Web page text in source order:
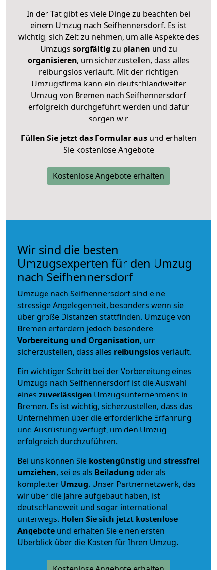
In der Tat gibt es viele Dinge zu beachten bei
einem Umzug nach Seifhennersdorf. Es ist
wichtig, sich Zeit zu nehmen, um alle Aspekte des
Umzugs sorgfältig zu planen und zu
organisieren, um sicherzustellen, dass alles
reibungslos verläuft. Mit der richtigen
Umzugsfirma kann ein deutschlandweiter
Umzug von Bremen nach Seifhennersdorf
erfolgreich durchgeführt werden und dafür
sorgen wir.
Füllen Sie jetzt das Formular ausund erhalten
Sie kostenlose Angebote
Kostenlose Angebote erhalten
Wir sind die besten
Umzugsexperten für den Umzug
nach Seifhennersdorf
Umzüge nach Seifhennersdorf sind eine
stressige Angelegenheit, besonders wenn sie
über große Distanzen stattfinden. Umzüge von
Bremen erfordern jedoch besondere
Vorbereitung und Organisation, um
sicherzustellen, dass alles reibungslosverläuft.
Ein wichtiger Schritt bei der Vorbereitung eines
Umzugs nach Seifhennersdorf ist die Auswahl
eines zuverlässigen Umzugsunternehmens in
Bremen. Es ist wichtig, sicherzustellen, dass das
Unternehmen über die erforderliche Erfahrung
und Ausrüstung verfügt, um den Umzug
erfolgreich durchzuführen.
Bei uns können Sie kostengünstig und stressfrei
umziehen, sei es als Beiladung oder als
kompletter Umzug. Unser Partnernetzwerk, das
wir über die Jahre aufgebaut haben, ist
deutschlandweit und sogar international
unterwegs. Holen Sie sich jetzt kostenlose
Angebote und erhalten Sie einen ersten
Überblick über die Kosten für Ihren Umzug.